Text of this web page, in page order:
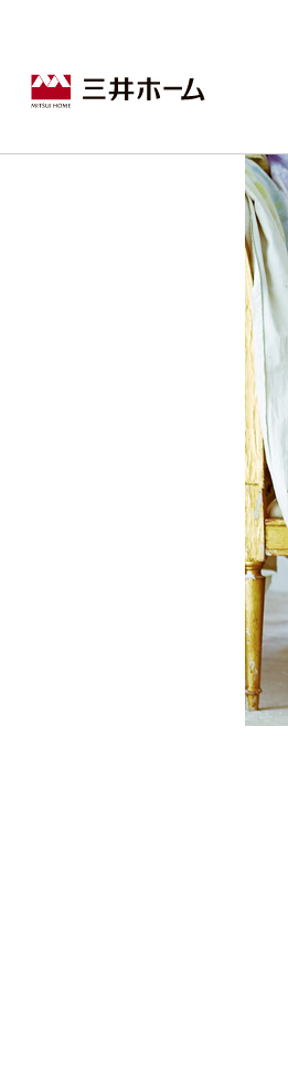
戸建
あな
注文
お住
宅地
宅地/
建売/
既存住
モ
賃貸
木造マ
木造賃
実例紹介
カ
医院
実例紹介
ドクタ
ドクタ
ドクタ
カ
施設
実例紹介
選ばれ
カ
木材
事業本
事業内容
建築実例
資
リフ
リフォ
リ